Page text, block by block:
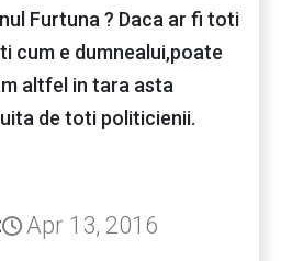
Furtuna ? Daca ar fi toti
cum e dumnealui,poate
altfel in tara asta
de toti politicienii.
Apr 13, 2016